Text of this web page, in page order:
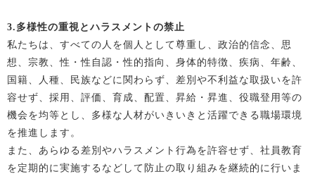
3. 多様性の重視とハラスメントの禁止
私たちは、すべての人を個人として尊重し、政治的信念、思
想、宗教、性・性自認・性的指向、身体的特徴、疾病、年齢、
国籍、人種、民族などに関わらず、差別や不利益な取扱いを許
容せず、採用、評価、育成、配置、昇給・昇進、役職登用等の
機会を均等とし、多様な人材がいきいきと活躍できる職場環境
を推進します。
また、あらゆる差別やハラスメント行為を許容せず、社員教育
を定期的に実施するなどして防止の取り組みを継続的に行いま